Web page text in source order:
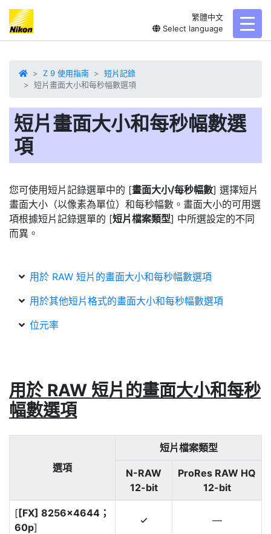
繁體中文
Select language
Z 9 使用指南
短片記錄
短片畫面大小和每秒幅數選項
短片畫面大小和每秒幅數選
項
您可使用短片記錄選單中的 [畫面大小/每秒幅數] 選擇短片
畫面大小（以像素為單位）和每秒幅數 。畫面大小的可用選
項根據短片記錄選單的 [短片檔案類型] 中所選設定的不同
而異。
用於 RAW 短片的畫面大小和每秒幅數選項
用於其他短片格式的畫面大小和每秒幅數選項
位元率
用於 RAW 短片的畫面大小和每秒
幅數選項
選項
短片檔案類型
N-RAW
12-bit
ProRes RAW HQ
12-bit
[ [FX] 8256×4644；
60p]
4 —